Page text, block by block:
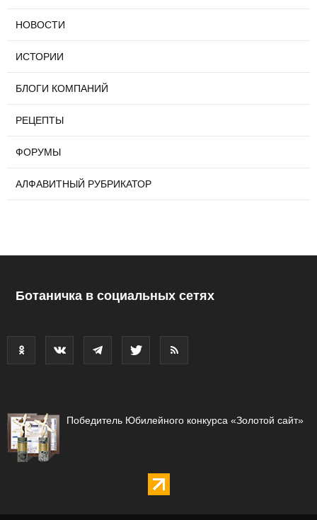
НОВОСТИ
ИСТОРИИ
БЛОГИ КОМПАНИЙ
РЕЦЕПТЫ
ФОРУМЫ
АЛФАВИТНЫЙ РУБРИКАТОР
Ботаничка в социальных сетях
Победитель Юбилейного конкурса «Золотой сайт»